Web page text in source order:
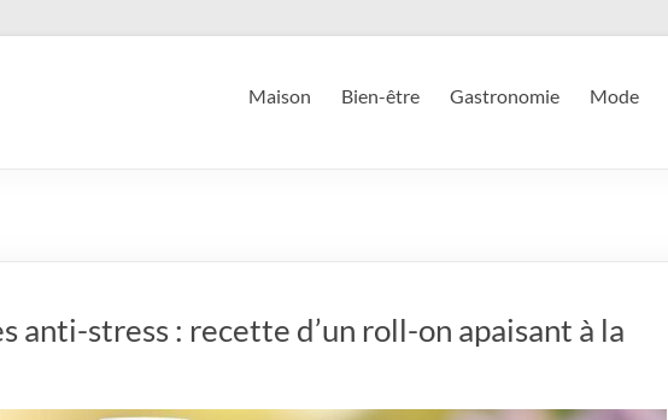
Maison Bien-être Gastronomie Mode
anti-stress : recette d’un roll-on apaisant à la